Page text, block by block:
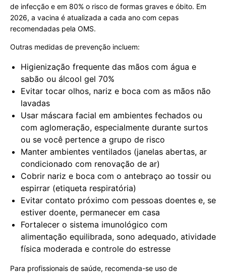
de infecção e em 80% o risco de formas graves e óbito. Em
2026, a vacina é atualizada a cada ano com cepas
recomendadas pela OMS.
Outras medidas de prevenção incluem:
Higienização frequente das mãos com água e
sabão ou álcool gel 70%
Evitar tocar olhos, nariz e boca com as mãos não
lavadas
Usar máscara facial em ambientes fechados ou
com aglomeração, especialmente durante surtos
ou se você pertence a grupo de risco
Manter ambientes ventilados (janelas abertas, ar
condicionado com renovação de ar)
Cobrir nariz e boca com o antebraço ao tossir ou
espirrar (etiqueta respiratória)
Evitar contato próximo com pessoas doentes e, se
estiver doente, permanecer em casa
Fortalecer o sistema imunológico com
alimentação equilibrada, sono adequado, atividade
física moderada e controle do estresse
Para profissionais de saúde, recomenda-se uso de